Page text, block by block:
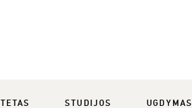
STUDIJOS UGDYMAS